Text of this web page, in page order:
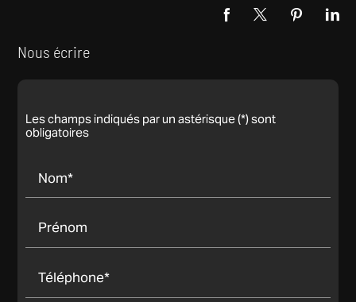
Nous écrire
Les champs indiqués par un astérisque (*) sont
obligatoires
Nom*
Prénom
Téléphone*